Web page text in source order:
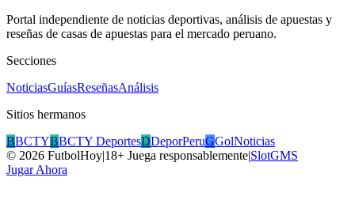
Portal independiente de noticias deportivas, análisis de apuestas y
reseñas de casas de apuestas para el mercado peruano.
Secciones
NoticiasGuíasReseñasAnálisis
Sitios hermanos
BBCTYBBCTY DeportesDDeporPeruGGolNoticias
© 2026 FutbolHoy|18+ Juega responsablemente|SlotGMS
Jugar Ahora